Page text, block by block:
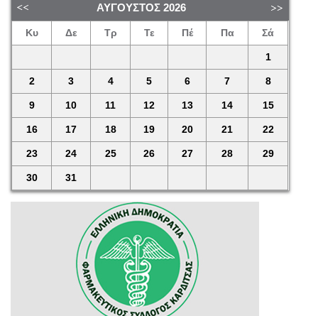
ΑΎΓΟΥΣΤΟΣ 2026
Κυ Δε Τρ Τε Πέ Πα Σά
1
2 3 4 5 6 7 8
9 10 11 12 13 14 15
16 17 18 19 20 21 22
23 24 25 26 27 28 29
30 31